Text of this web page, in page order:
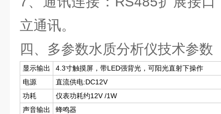
立通讯。
四、多参数水质分析仪技术参数
显示输出
4.3寸触摸屏，带LED强背光，可阳光直射下操作
电源
直流供电:DC12V
功耗
仪表功耗约12V /1W
声音输出
蜂鸣器